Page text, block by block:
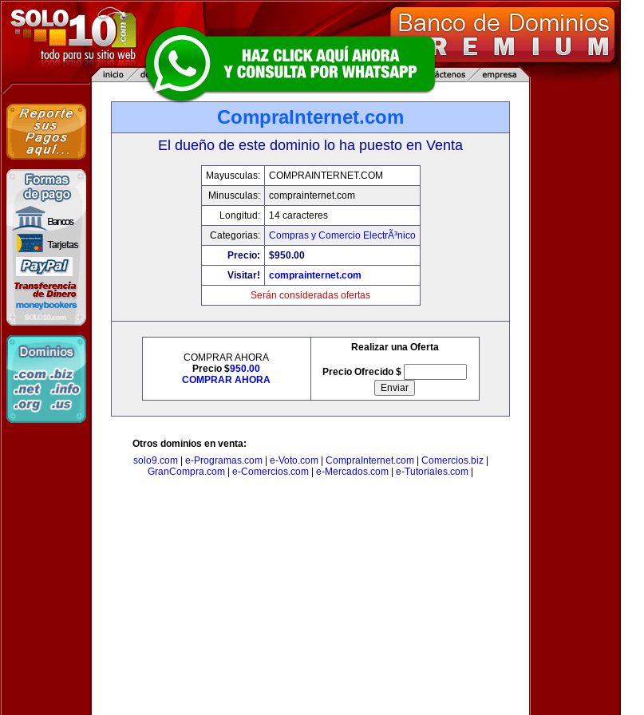
CompraInternet.com
El dueño de este dominio lo ha puesto en Venta
Mayusculas:
COMPRAINTERNET.COM
Minusculas:
comprainternet.com
Longitud:
14 caracteres
Categorias:
Compras y Comercio ElectrÃ³nico
Precio:
$950.00
Visitar!
comprainternet.com
Serán consideradas ofertas
COMPRAR AHORA
Precio $950.00
COMPRAR AHORA
Realizar una Oferta
Precio Ofrecido $
Otros dominios en venta:
solo9.com| e-Programas.com| e-Voto.com| CompraInternet.com| Comercios.biz|
GranCompra.com
e-Comercios.com e-Mercados.com e-Tutoriales.com